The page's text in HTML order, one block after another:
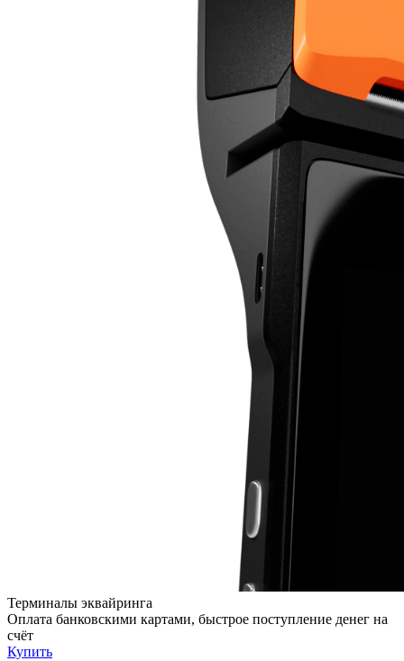
Терминалы эквайринга
Оплата банковскими картами, быстрое поступление денег на
счёт
Купить